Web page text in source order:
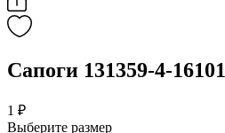
Сапоги 131359-4-16101
1 ₽
Выберите размер